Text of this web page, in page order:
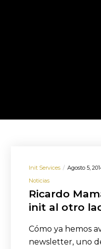
Init Services Agosto 5,
Noticias
Ricardo
init al otro
Cómo ya hemos
newsletter, uno